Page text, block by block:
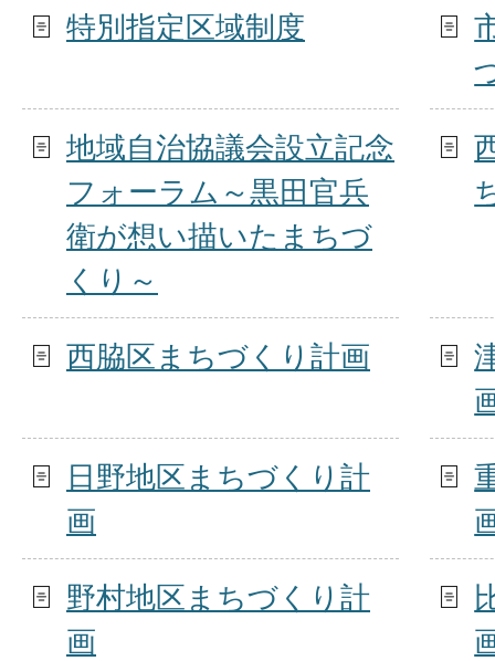
特別指定区域制度
地域自治協議会設立記念
フォーラム～黒田官兵
衛が想い描いたまちづ
くり～
西脇区まちづくり計画
日野地区まちづくり計
画
野村地区まちづくり計
画